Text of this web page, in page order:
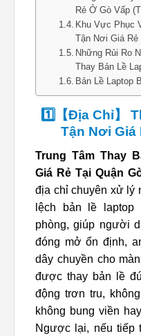
Rẻ Ở Gò Vấp
Khu Vực Phục
Tận Nơi Giá
Những Rủi Ro
Thay Bản Lề
Bản Lề Laptop
1️⃣【Địa Chỉ】
Tận Nơi Giá
Trung Tâm Thay
Giá Rẻ Tại Quận
địa chỉ chuyên xử lý
lệch bản lề laptop
phòng, giúp người
đóng mở ổn định,
dây chuyền cho
được thay bản lề
động trơn tru,
không bung viền
Ngược lại, nếu tiếp